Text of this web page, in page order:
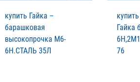
купить Гайка –
барашковая
высокопрочка М6-
6Н.СТАЛЬ 35Л
Гайка
76